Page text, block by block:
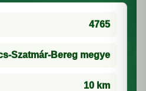
4765
Szatmár-Bereg megye
10 km